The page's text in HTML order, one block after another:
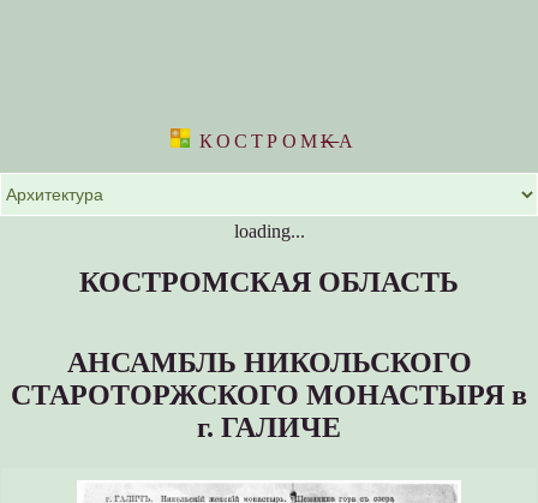
КОСТРОМKА
loading...
КОСТРОМСКАЯ ОБЛАСТЬ
АНСАМБЛЬ НИКОЛЬСКОГО
СТАРОТОРЖСКОГО МОНАСТЫРЯ в
г. ГАЛИЧЕ